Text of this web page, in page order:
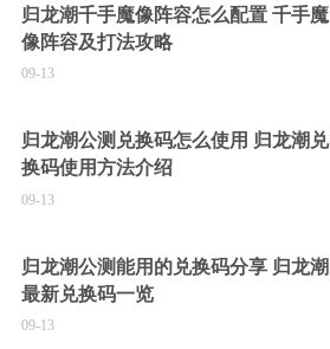
归龙潮千手魔像阵容怎么配置 千手魔
像阵容及打法攻略
09-13
归龙潮公测兑换码怎么使用 归龙潮兑
换码使用方法介绍
09-13
归龙潮公测能用的兑换码分享 归龙潮
最新兑换码一览
09-13